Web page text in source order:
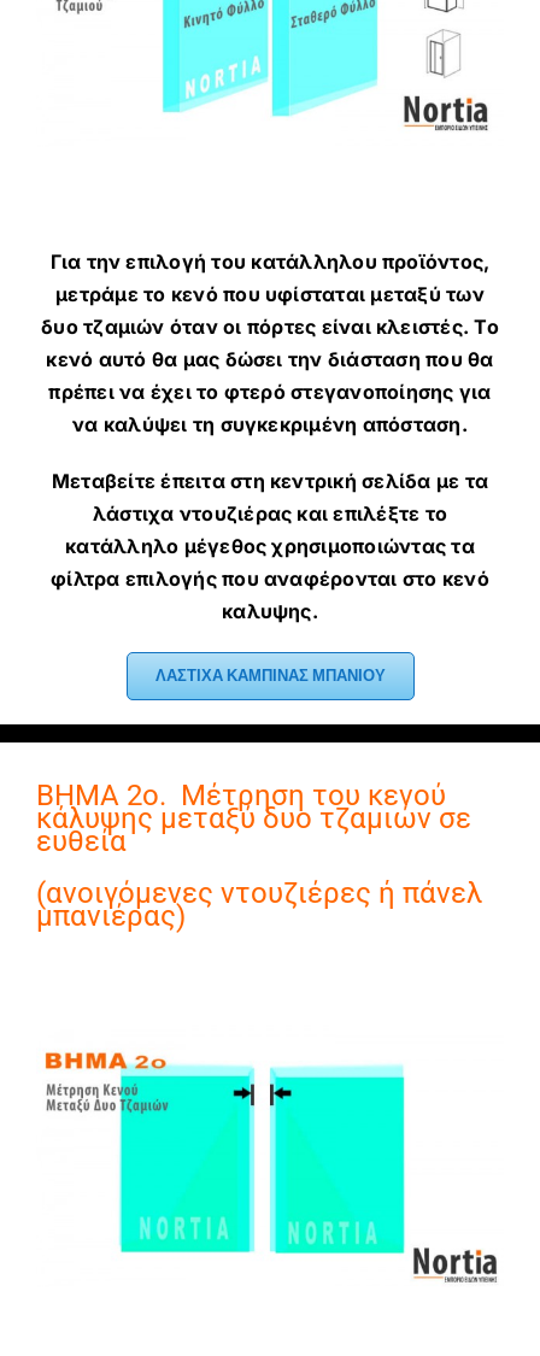
Για την επιλογή του κατάλληλου προϊόντος,
μετράμε το κενό που υφίσταται μεταξύ των
δυο τζαμιών όταν οι πόρτες είναι κλειστές. Το
κενό αυτό θα μας δώσει την διάσταση που θα
πρέπει να έχει το φτερό στεγανοποίησης για
να καλύψει τη συγκεκριμένη απόσταση.
Μεταβείτε έπειτα στη κεντρική σελίδα με τα
λάστιχα ντουζιέρας και επιλέξτε το
κατάλληλο μέγεθος χρησιμοποιώντας τα
φίλτρα επιλογής που αναφέρονται στο κενό
καλυψης.
ΛΑΣΤΙΧΑ ΚΑΜΠΙΝΑΣ ΜΠΑΝΙΟΥ
ΒΗΜΑ 2ο. Μέτρηση του κενού
κάλυψης μεταξύ δυο τζαμιών σε
ευθεία
(ανοιγόμενες ντουζιέρες ή πάνελ
μπανιέρας)